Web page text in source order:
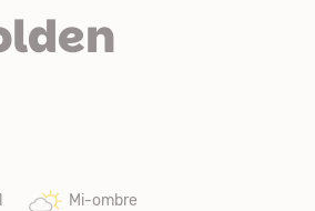
Mi-ombre